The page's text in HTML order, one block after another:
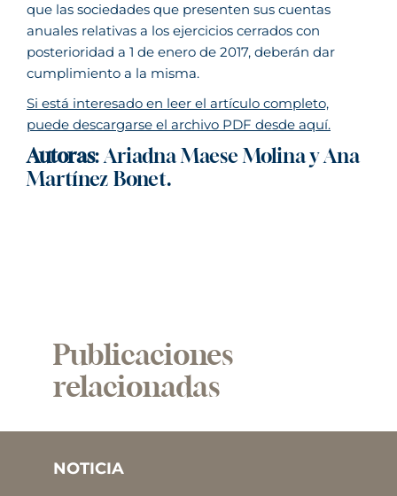
que las sociedades que presenten sus cuentas
anuales relativas a los ejercicios cerrados con
posterioridad a 1 de enero de 2017, deberán dar
cumplimiento a la misma.
Si está interesado en leer el artículo completo,
puede descargarse el archivo PDF desde aquí.
Autoras: Ariadna Maese Molina y Ana
Martínez Bonet.
Publicaciones
relacionadas
NOTICIA